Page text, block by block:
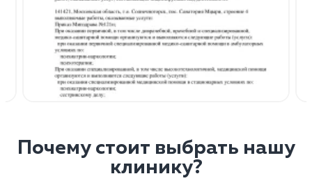
Почему стоит выбрать нашу
клинику?